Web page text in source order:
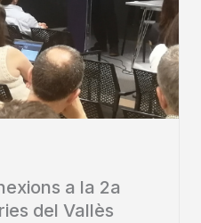
a la 2a
del Vallès